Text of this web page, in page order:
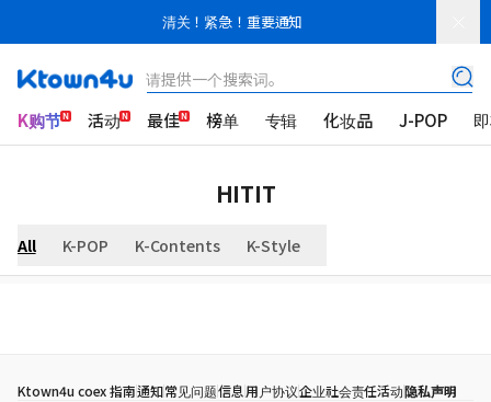
清关！紧急！重要通知
请提供一个搜索词。
K购节 活动 最佳 榜单 专辑 化妆品 J-POP
HITIT
All K-POP K-Contents K-Style
Ktown4u coex 指南通知常见问题信息用户协议企业社会责任活动隐私声明